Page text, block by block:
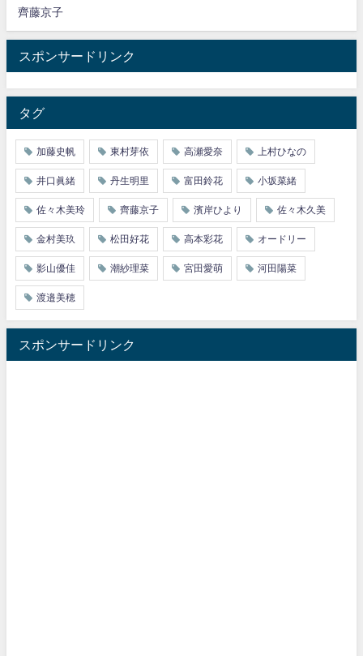
齊藤京子
スポンサードリンク
タグ
加藤史帆 東村芽依 高瀬愛奈 上村ひなの
井口眞緒 丹生明里 富田鈴花 小坂菜緒
佐々木美玲 齊藤京子 濱岸ひより 佐々木久美
金村美玖 松田好花 高本彩花 オードリー
影山優佳 潮紗理菜 宮田愛萌 河田陽菜
渡邉美穂
スポンサードリンク